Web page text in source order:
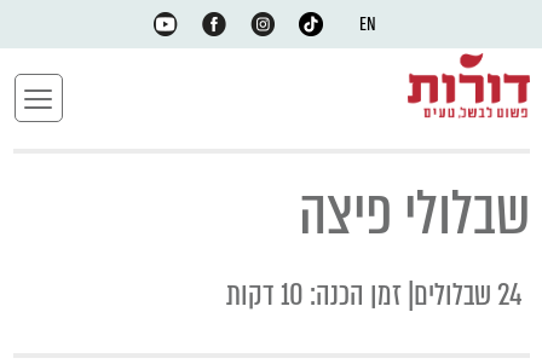
EN
שבלולי פיצה
24 שבלולים| זמן הכנה: 10 דקות